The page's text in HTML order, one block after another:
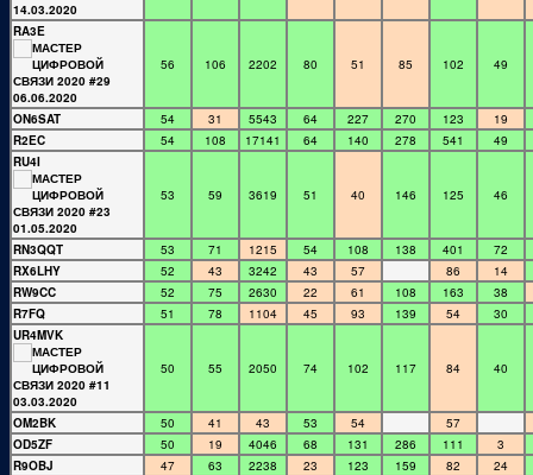
RA3E
56
106 2202 80 51 85 102 49
ON6SAT 54 31 5543 64 227 270 123
19
R2EC
54 108 17141 64 140 278 541
49
RU4I
53
59 3619 51 40 146 125 46
RN3QQT 53 71 1215 54 108 138 401
72
RX6LHY
52 43 3242 43 57 86
14
RW9CC
52 75 2630 22 61 108 163
38
R7FQ
51 78 1104 45 93 139 54
30
UR4MVK
50
55 2050 74 102 117 84 40
OM2BK 50 41 43 53 54
57
OD5ZF
50 19 4046 68 131 286 111
3
R9OBJ
47 63 2238 23 123 159 82
24